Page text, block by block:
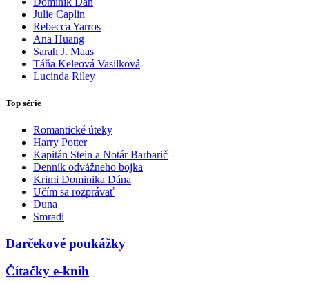
Julie Caplin
Rebecca Yarros
Ana Huang
Sarah J. Maas
Táňa Keleová Vasilková
Lucinda Riley
Top série
Romantické úteky
Harry Potter
Kapitán Stein a Notár Barbarič
Denník odvážneho bojka
Krimi Dominika Dána
Učím sa rozprávať
Duna
Smradi
Darčekové poukážky
Čítačky e-kníh